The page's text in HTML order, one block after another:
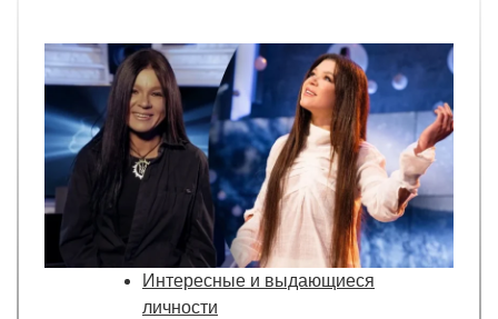
Интересные и выдающиеся
личности